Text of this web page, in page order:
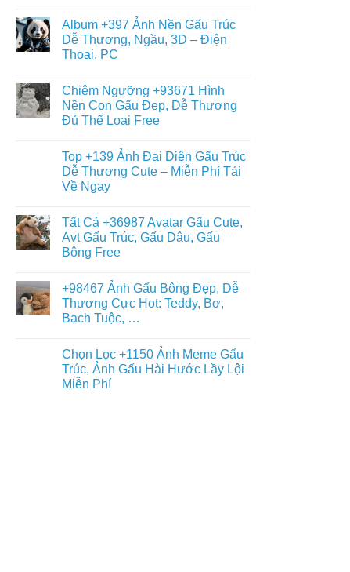
Teddy,
Kitty,
Loopy
Ảnh
Nền
Gấu
Nâu
Đẹp,
Và
Thỏ
Cony
Cute
bình
luận
ở
Mới
Hình
Nền
Gấu
Trắng,
Gấu
Cute
–
ĐT,
Album +397 Ảnh Nền Gấu Trúc
Dễ Thương, Ngầu, 3D – Điện
Thoại, PC
bình
luận
ở
Album
Nền
Gấu
Trúc
Dễ
Thương,
Điện
Thoại,
PC
Chiêm Ngưỡng +93671 Hình
Nền Con Gấu Đẹp, Dễ Thương
Đủ Thể Loại Free
bình
luận
ở
Chiêm
Hình
Nền
Con
Gấu
Đẹp,
Đủ
Thể
Loại
Free
Top +139 Ảnh Đại Diện Gấu Trúc
Dễ Thương Cute – Miễn Phí Tải
Về Ngay
bình
luận
ở
Top
Đại
Diện
Gấu
Trúc
Dễ
–
Miễn
Phí
Tải
Tất Cả +36987 Avatar Gấu Cute,
Avt Gấu Trúc, Gấu Dâu, Gấu
Bông Free
bình
luận
ở
Tất
Avatar
Gấu
Cute,
Avt
Gấu
+98467 Ảnh Gấu Bông Đẹp, Dễ
Thương Cực Hot: Teddy, Bơ,
Bạch Tuộc, …
bình
luận
ở
+98467
Chọn Lọc +1150 Ảnh Meme Gấu
Trúc, Ảnh Gấu Hài Hước Lầy Lội
Miễn Phí